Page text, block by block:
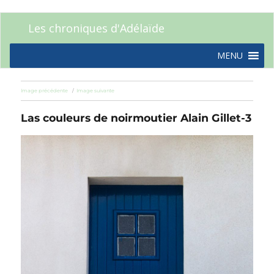
Les chroniques d'Adélaïde
MENU
Image précédente Image suivante
Las couleurs de noirmoutier Alain Gillet-3